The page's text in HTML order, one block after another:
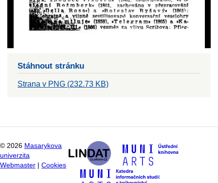
Stáhnout stránku
Strana v PNG (232.73 KB)
© 2026 Masarykova
univerzita
Webmaster
Cookies